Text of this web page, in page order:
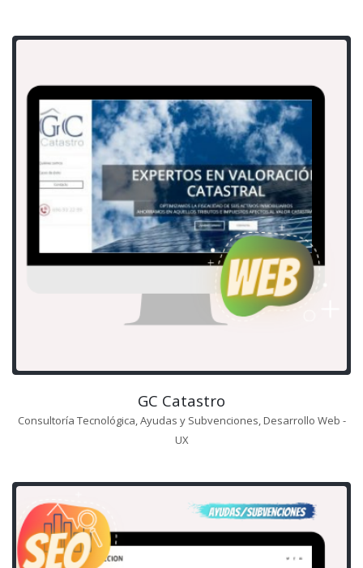
GC Catastro
Consultoría Tecnológica, Ayudas y Subvenciones, Desarrollo Web -
UX